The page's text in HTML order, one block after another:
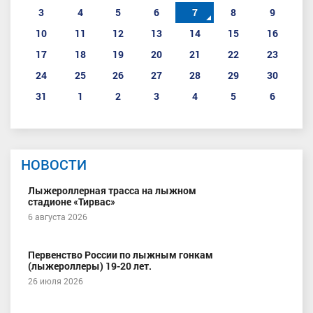
3 4 5 6 7 8
9
10
11 12 13 14 15
16
17
18 19 20 21 22
23
24
25 26 27 28 29
30
31
1 2 3 4 5 6
НОВОСТИ
Лыжероллерная трасса на лыжном
стадионе «Тирвас»
6 августа 2026
Первенство России по лыжным гонкам
(лыжероллеры) 19-20 лет.
26 июля 2026